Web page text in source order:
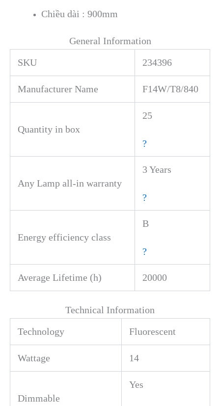
Chiều dài : 900mm
General Information
SKU
234396
Manufacturer Name F14W/T8/840
Quantity in box
25
?
Any Lamp all-in warranty
3 Years
?
Energy efficiency class
B
?
Average Lifetime (h) 20000
Technical Information
Technology
Fluorescent
Wattage 14
Dimmable
Yes